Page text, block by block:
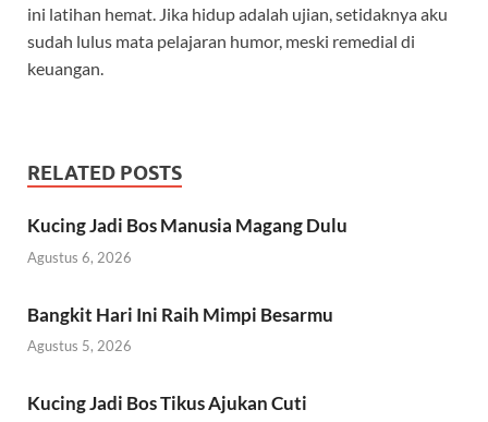
ini latihan hemat. Jika hidup adalah ujian, setidaknya aku
sudah lulus mata pelajaran humor, meski remedial di
keuangan.
RELATED POSTS
Kucing Jadi Bos Manusia Magang Dulu
Agustus 6, 2026
Bangkit Hari Ini Raih Mimpi Besarmu
Agustus 5, 2026
Kucing Jadi Bos Tikus Ajukan Cuti